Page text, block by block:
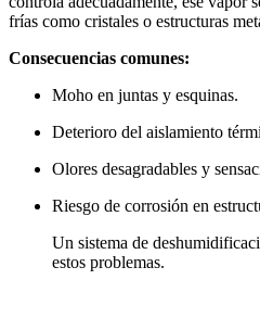
frías como cristales o estructuras
Consecuencias comunes:
Moho en juntas y esquinas.
Deterioro del aislamiento
Olores desagradables y
Riesgo de corrosión en
Un sistema de
estos problemas.